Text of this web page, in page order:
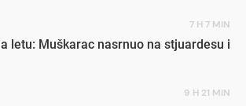
7 H 7 MIN
letu: Muškarac nasrnuo na stjuardesu i
9 H 21 MIN